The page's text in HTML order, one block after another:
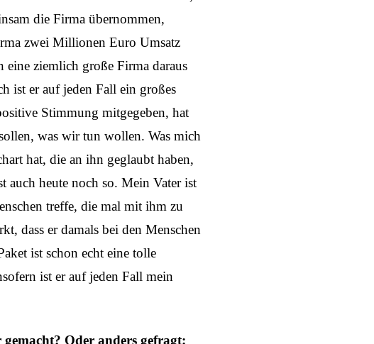
die Firma übernommen,
zwei Millionen Euro Umsatz
eine ziemlich große Firma daraus
ist er auf jeden Fall ein großes
Stimmung mitgegeben, hat
was wir tun wollen. Was mich
hat, die an ihn geglaubt haben,
auch heute noch so. Mein Vater ist
treffe, die mal mit ihm zu
dass er damals bei den Menschen
ist schon echt eine tolle
ist er auf jeden Fall mein
Oder anders gefragt: